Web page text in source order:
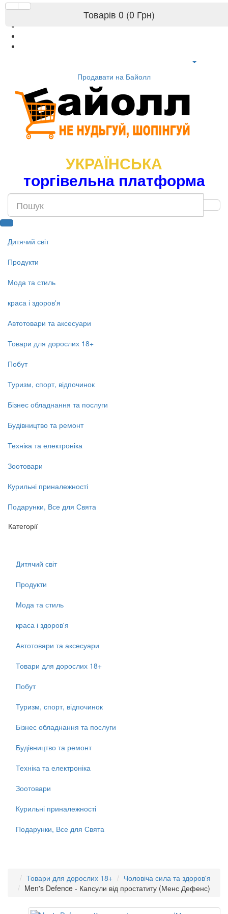
Продавати на Байолл
УКРАЇНСЬКА
торгівельна платформа
Товарів 0 (0 Грн)
Дитячий світ
Продукти
Мода та стиль
краса і здоров'я
Автотовари та аксесуари
Товари для дорослих 18+
Побут
Туризм, спорт, відпочинок
Бізнес обладнання та послуги
Будівництво та ремонт
Техніка та електроніка
Зоотовари
Курильні приналежності
Подарунки, Все для Свята
Категорії
Дитячий світ
Продукти
Мода та стиль
краса і здоров'я
Автотовари та аксесуари
Товари для дорослих 18+
Побут
Туризм, спорт, відпочинок
Бізнес обладнання та послуги
Будівництво та ремонт
Техніка та електроніка
Зоотовари
Курильні приналежності
Подарунки, Все для Свята
Товари для дорослих 18+
Чоловіча сила та здоров'я
Men's Defence - Капсули від простатиту (Менс Дефенс)